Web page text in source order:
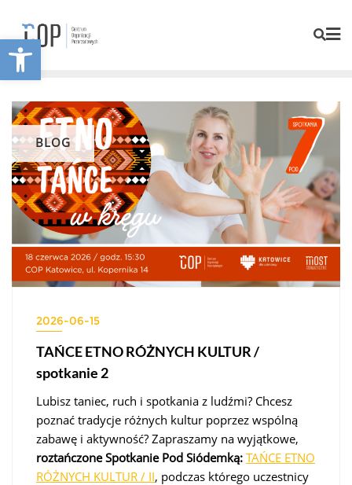
Otwórz pasek narzędzi
BLOG
2026-06-15
TAŃCE ETNO RÓŻNYCH KULTUR /
spotkanie 2
Lubisz taniec, ruch i spotkania z ludźmi? Chcesz
poznać tradycje różnych kultur poprzez wspólną
zabawę i aktywność? Zapraszamy na wyjątkowe,
roztańczone Spotkanie Pod Siódemką: TAŃCE ETNO
RÓŻNYCH KULTUR / II, podczas którego uczestnicy